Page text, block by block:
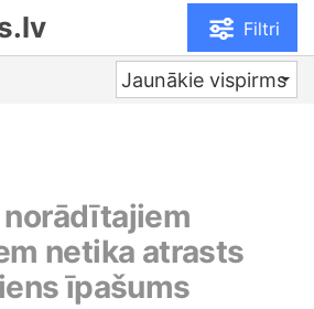
Filtri
Jaunākie vispirms
norādītajiem
netika atrasts
īpašums